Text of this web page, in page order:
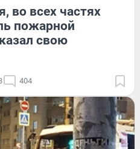
во всех частях
пожарной
свою
404